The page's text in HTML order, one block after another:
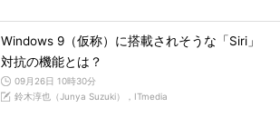
Windows 9（仮称）に搭載されそうな「Siri」
対抗の機能とは？
09月26日 10時30分
鈴木淳也（Junya Suzuki），ITmedia